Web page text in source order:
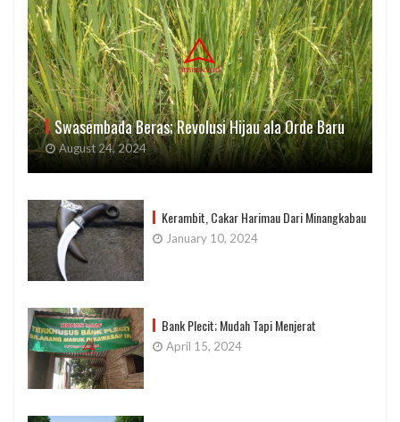
Swasembada Beras; Revolusi Hijau ala Orde Baru
August 24, 2024
Kerambit, Cakar Harimau Dari Minangkabau
January 10, 2024
Bank Plecit; Mudah Tapi Menjerat
April 15, 2024